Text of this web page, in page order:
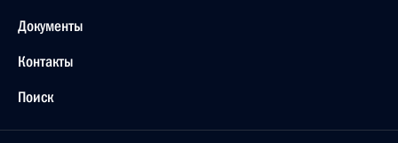
Документы
Контакты
Поиск